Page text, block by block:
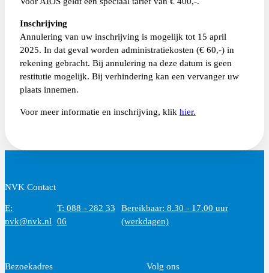
Inschrijving
Annulering van uw inschrijving is mogelijk tot 15 april
2025. In dat geval worden administratiekosten (€ 60,-) in
rekening gebracht. Bij annulering na deze datum is geen
restitutie mogelijk. Bij verhindering kan een vervanger uw
plaats innemen.
Voor meer informatie en inschrijving, klik hier.
NVK Contact
E:
nvk@nvk.nl
T: 088 - 282 33
06
Bereikbaar: 8.30 - 17.00 uur
(werkdagen)
Bezoekadres Volg ons